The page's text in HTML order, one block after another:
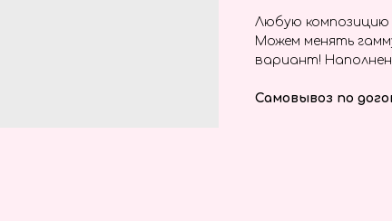
Любую
Можем менять
вариант!
Самовывоз по